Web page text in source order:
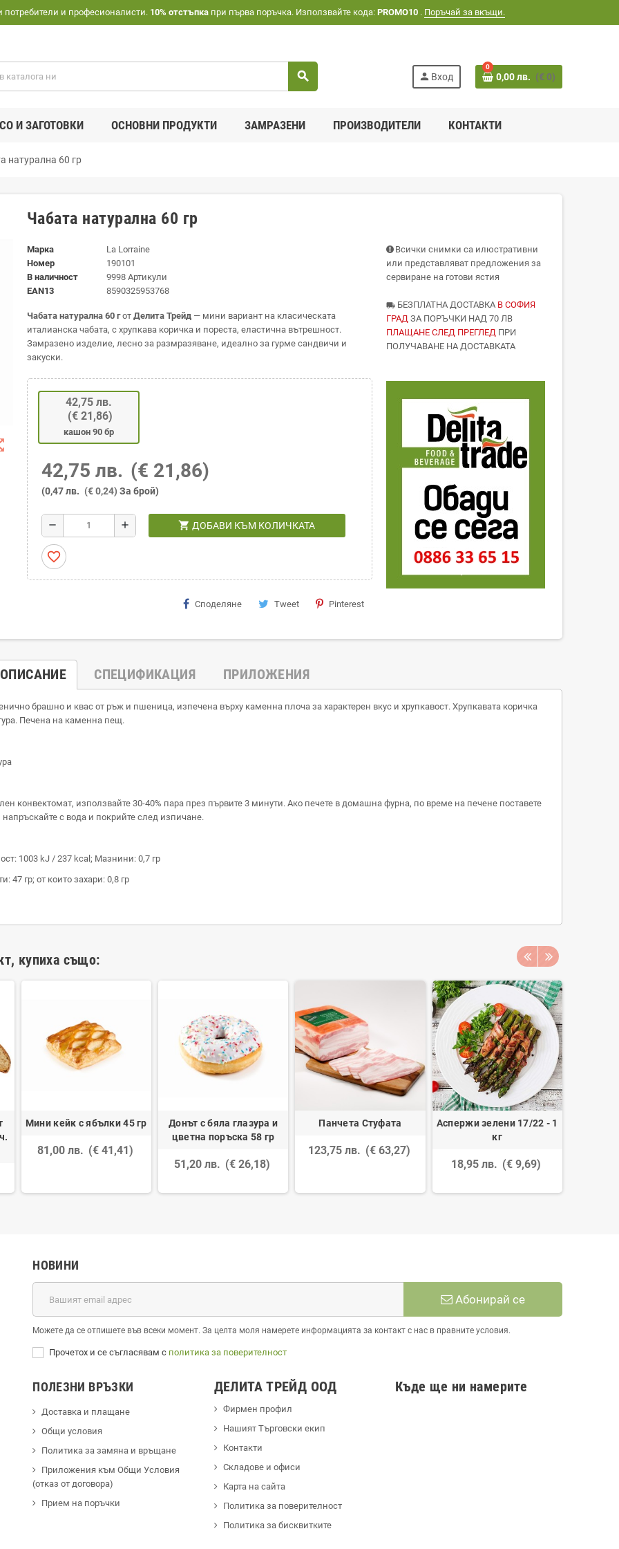
потребители и професионалисти. 10% отстъпкапри първа поръчка. Използвайте кода: PROMO10 . Поръчай за вкъщи.
search person Вход
0
0,00 лв. (€ 0)
И ЗАГОТОВКИ ОСНОВНИ ПРОДУКТИ ЗАМРАЗЕНИ ПРОИЗВОДИТЕЛИ КОНТАКТИ
натурална 60 гр
Чабата натурална 60 гр
Марка
La Lorraine
Номер
190101
В наличност
9998 Артикули
EAN13
8590325953768
Чабата натурална 60 гот Делита Трейд — мини вариант на класическата
италианска чабата, с хрупкава коричка и пореста, еластична вътрешност.
Замразено изделие, лесно за размразяване, идеално за гурме сандвичи и
закуски.
42,75 лв.
(€ 21,86)
кашон 90 бр
42,75 лв. (€ 21,86)
(0,47 лв. (€ 0,24) За брой)
remove add shopping_cart ДОБАВИ КЪМ КОЛИЧКАТА
favorite_border
Споделяне Tweet Pinterest
Всички снимки са илюстративни
или представляват предложения за
сервиране на готови ястия
local_shippingБЕЗПЛАТНА ДОСТАВКА В СОФИЯ
ГРАД ЗА ПОРЪЧКИ НАД 70 ЛВ
ПЛАЩАНЕ СЛЕД ПРЕГЛЕД ПРИ
ПОЛУЧАВАНЕ НА ДОСТАВКАТА
ОПИСАНИЕ СПЕЦИФИКАЦИЯ ПРИЛОЖЕНИЯ
брашно и квас от ръж и пшеница, изпечена върху каменна плоча за характерен вкус и хрупкавост. Хрупкавата коричка
Печена на каменна пещ.
конвектомат, използвайте 30-40% пара през първите 3 минути. Ако печете в домашна фурна, по време на печене поставете
с вода и покрийте след изпичане.
1003 kJ / 237 kcal; Мазнини: 0,7 гр
47 гр; от които захари: 0,8 гр
купиха също:
Мини кейк с ябълки 45 гр
81,00 лв. (€ 41,41)
Донът с бяла глазура и
цветна поръска 58 гр
51,20 лв. (€ 26,18)
Панчета Стуфата
123,75 лв. (€ 63,27)
Аспержи зелени 17/22 - 1
кг
18,95 лв. (€ 9,69)
НОВИНИ
Абонирай се
Можете да се отпишете във всеки момент. За целта моля намерете информацията за контакт с нас в правните условия.
Прочетох и се съгласявам с политика за поверителност
ПОЛЕЗНИ ВРЪЗКИ
Доставка и плащане
Общи условия
Политика за замяна и връщане
Приложения към Общи Условия
(отказ от договора)
Прием на поръчки
ДЕЛИТА ТРЕЙД ООД
Фирмен профил
Hашият Търговски екип
Контакти
Cкладове и офиси
Карта на сайта
Политика за поверителност
Политика за бисквитките
Къде ще ни намерите